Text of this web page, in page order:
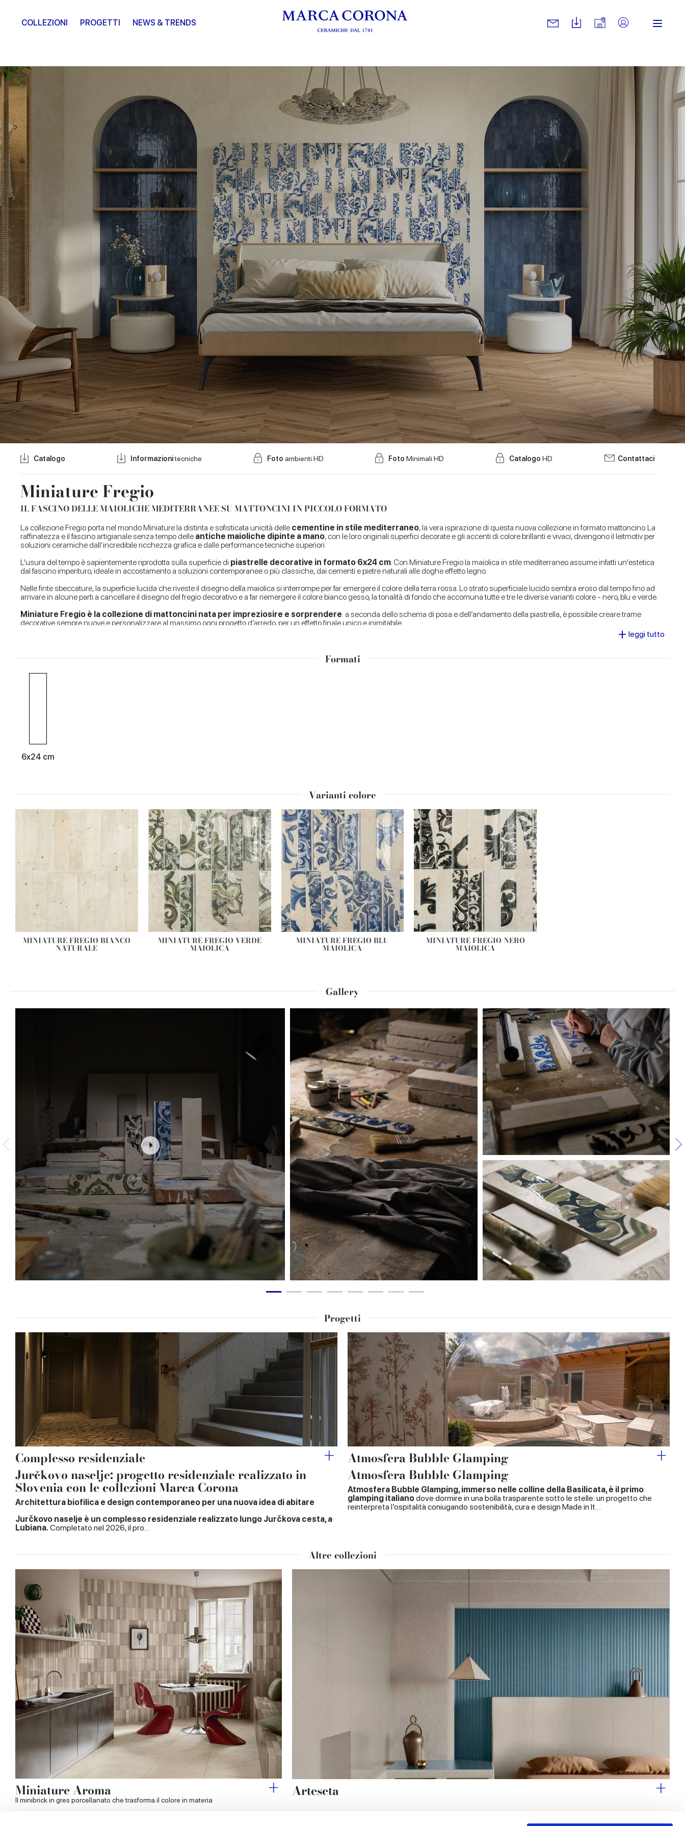
COLLEZIONI PROGETTI NEWS & TRENDS
Miniature Fregio
IL FASCINO DELLE MAIOLICHE MEDITERRANEE SU MATTONCINI IN PICCOLO FORMATO
Catalogo Informazionitecniche Foto ambienti HD FotoMinimali HD CatalogoHD Contattaci
La collezione Fregio porta nel mondo Miniature la distinta e sofisticata unicità delle cementine in stile mediterraneo, la vera ispirazione di questa nuova collezione in formato mattoncino. La
raffinatezza e il fascino artigianale senza tempo delle antiche maioliche dipinte a mano, con le loro originali superfici decorate e gli accenti di colore brillanti e vivaci, divengono il leitmotiv per
soluzioni ceramiche dall’incredibile ricchezza grafica e dalle performance tecniche superiori.
L'usura del tempo è sapientemente riprodotta sulla superficie di piastrelle decorative in formato 6x24 cm. Con Miniature Fregio la maiolica in stile mediterraneo assume infatti un’estetica
dal fascino imperituro, ideale in accostamento a soluzioni contemporanee o più classiche, dai cementi e pietre naturali alle doghe effetto legno.
Nelle finte sbeccature, la superficie lucida che riveste il disegno della maiolica si interrompe per far emergere il colore della terra rossa. Lo strato superficiale lucido sembra eroso dal tempo fino ad
arrivare in alcune parti a cancellare il disegno del fregio decorativo e a far riemergere il colore bianco gesso, la tonalità di fondo che accomuna tutte e tre le diverse varianti colore - nero, blu e verde.
Miniature Fregio è la collezione di mattoncini nata per impreziosire e sorprendere: a seconda dello schema di posa e dell’andamento della piastrella, è possibile creare trame
decorative sempre nuove e personalizzare al massimo ogni progetto d’arredo, per un effetto finale unico e inimitabile.
+ leggi tutto
Gallery
Formati
6x24 cm
Varianti colore
MINIATURE FREGIO BIANCO
NATURALE
MINIATURE FREGIO VERDE
MAIOLICA
MINIATURE FREGIO BLU
MAIOLICA
MINIATURE FREGIO NERO
MAIOLICA
Progetti
Complesso residenziale
Jurčkovo naselje: progetto residenziale realizzato in
Slovenia con le collezioni Marca Corona
Architettura biofilica e design contemporaneo per una nuova idea di abitare
Jurčkovo naselje è un complesso residenziale realizzato lungo Jurčkova cesta, a
Lubiana.Completato nel 2026, il pro…
Atmosfera Bubble Glamping
Atmosfera Bubble Glamping
Atmosfera Bubble Glamping, immerso nelle colline della Basilicata, è il primo
glamping italianodove dormire in una bolla trasparente sotto le stelle: un progetto che
reinterpreta l’ospitalità coniugando sostenibilità, cura e design Made in It…
Altre collezioni
Miniature Aroma
Il minibrick in gres porcellanato che trasforma il colore in materia
Arteseta